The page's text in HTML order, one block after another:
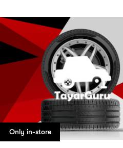
Only in-store